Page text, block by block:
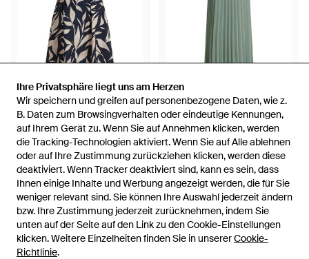
Ihre Privatsphäre liegt uns am Herzen
Wir speichern und greifen auf personenbezogene Daten, wie z.
B. Daten zum Browsingverhalten oder eindeutige Kennungen,
auf Ihrem Gerät zu. Wenn Sie auf Annehmen klicken, werden
die Tracking-Technologien aktiviert. Wenn Sie auf Alle ablehnen
oder auf Ihre Zustimmung zurückziehen klicken, werden diese
deaktiviert. Wenn Tracker deaktiviert sind, kann es sein, dass
Ihnen einige Inhalte und Werbung angezeigt werden, die für Sie
weniger relevant sind. Sie können Ihre Auswahl jederzeit ändern
bzw. Ihre Zustimmung jederzeit zurücknehmen, indem Sie
unten auf der Seite auf den Link zu den Cookie-Einstellungen
klicken. Weitere Einzelheiten finden Sie in unsererCookie-
Richtlinie.
Ihre Privatsphäre liegt uns am Herzen
Wir speichern und greifen auf personenbezogene Daten, wie z.
B. Daten zum Browsingverhalten oder eindeutige Kennungen,
auf Ihrem Gerät zu. Wenn Sie auf Annehmen klicken, werden
die Tracking-Technologien aktiviert. Wenn Sie auf Alle ablehnen
oder auf Ihre Zustimmung zurückziehen klicken, werden diese
deaktiviert. Wenn Tracker deaktiviert sind, kann es sein, dass
Ihnen einige Inhalte und Werbung angezeigt werden, die für Sie
weniger relevant sind. Sie können Ihre Auswahl jederzeit ändern
bzw. Ihre Zustimmung jederzeit zurücknehmen, indem Sie
unten auf der Seite auf den Link zu den Cookie-Einstellungen
klicken. Weitere Einzelheiten finden Sie in unsererCookie-
Richtlinie.
127,49 €
BETTY&CO
Kleid - Schwarz
VonABOUT YOU
AUSVERKAUFT
94,90 €
BETTY&CO
Kleid - Grün
Von ABOUT YOU
AUSVERKAUFT